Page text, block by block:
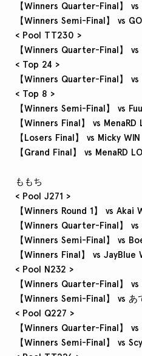
【Winners Quarter-Final】 vs
【Winners Semi-Final】 vs
< Pool TT230 >
【Winners Quarter-Final】 vs
< Top 24 >
【Winners Quarter-Final】
< Top 8 >
【Winners Semi-Final】 vs
【Winners Final】 vs MenaRD
【Losers Final】 vs Micky WIN
【Grand Final】 vs MenaRD
ももち
< Pool J271 >
【Winners Round 1】 vs Akai
【Winners Quarter-Final】 vs
【Winners Semi-Final】 vs
【Winners Final】 vs JayBlue
< Pool N232 >
【Winners Quarter-Final】 vs
【Winners Semi-Final】 vs あ
< Pool Q227 >
【Winners Quarter-Final】 vs
【Winners Semi-Final】 vs